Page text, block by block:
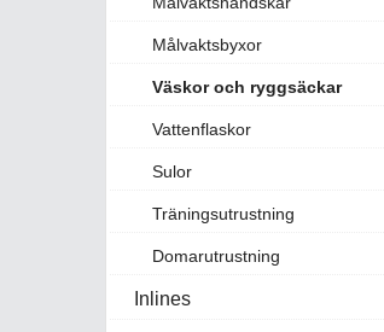
Målvaktsbyxor
Väskor och ryggsäckar
Vattenflaskor
Sulor
Träningsutrustning
Domarutrustning
Inlines